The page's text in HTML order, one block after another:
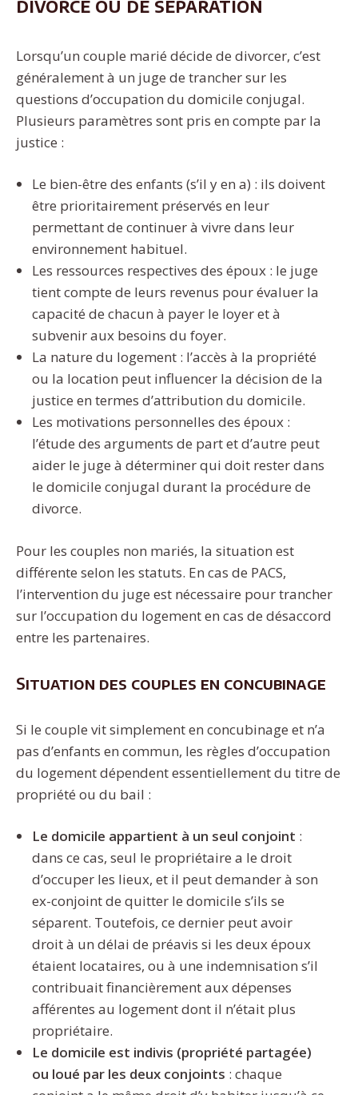
Lorsqu’un couple marié décide de divorcer, c’est
généralement à un juge de trancher sur les
questions d’occupation du domicile conjugal.
Plusieurs paramètres sont pris en compte par la
justice :
Le bien-être des enfants (s’il y en a) : ils doivent
être prioritairement préservés en leur
permettant de continuer à vivre dans leur
environnement habituel.
Les ressources respectives des époux : le juge
tient compte de leurs revenus pour évaluer la
capacité de chacun à payer le loyer et à
subvenir aux besoins du foyer.
La nature du logement : l’accès à la propriété
ou la location peut influencer la décision de la
justice en termes d’attribution du domicile.
Les motivations personnelles des époux :
l’étude des arguments de part et d’autre peut
aider le juge à déterminer qui doit rester dans
le domicile conjugal durant la procédure de
divorce.
Pour les couples non mariés, la situation est
différente selon les statuts. En cas de PACS,
l’intervention du juge est nécessaire pour trancher
sur l’occupation du logement en cas de désaccord
entre les partenaires.
Situation des couples en concubinage
Si le couple vit simplement en concubinage et n’a
pas d’enfants en commun, les règles d’occupation
du logement dépendent essentiellement du titre de
propriété ou du bail :
Le domicile appartient à un seul conjoint :
dans ce cas, seul le propriétaire a le droit
d’occuper les lieux, et il peut demander à son
ex-conjoint de quitter le domicile s’ils se
séparent. Toutefois, ce dernier peut avoir
droit à un délai de préavis si les deux époux
étaient locataires, ou à une indemnisation s’il
contribuait financièrement aux dépenses
afférentes au logement dont il n’était plus
propriétaire.
Le domicile est indivis (propriété partagée)
ou loué par les deux conjoints : chaque